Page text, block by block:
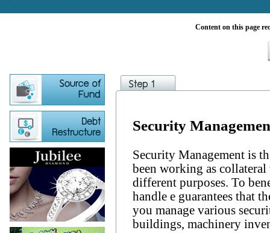
Content on this page
Security
Security Management is
been working as
different purposes. To
handle e guarantees that
you manage various
buildings, machinery